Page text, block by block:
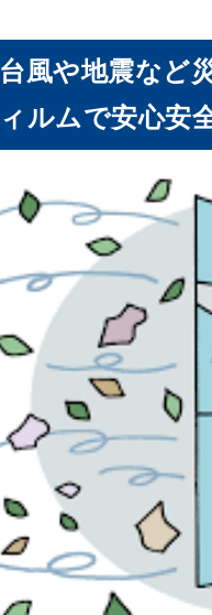
台風や地震など
ィルムで安心安